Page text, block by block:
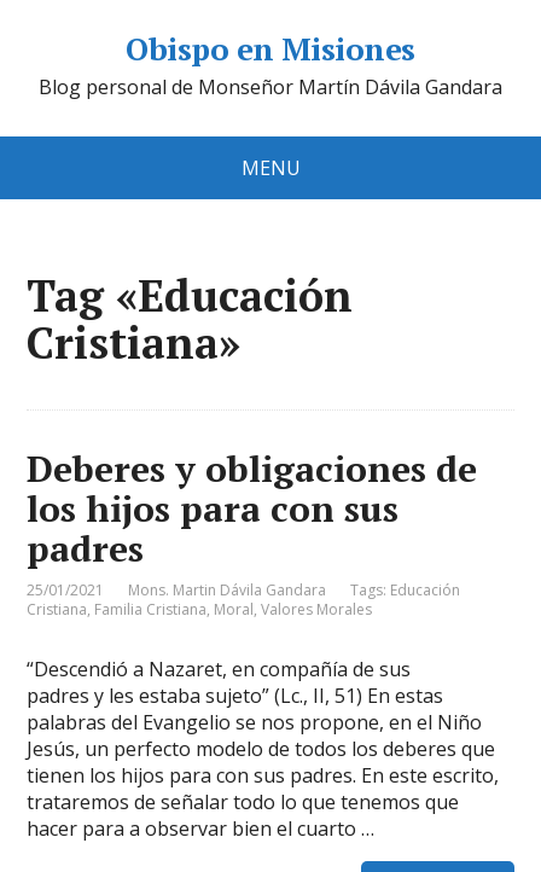
Obispo en Misiones
Blog personal de Monseñor Martín Dávila Gandara
MENU
Tag «Educación
Cristiana»
Deberes y obligaciones de
los hijos para con sus
padres
25/01/2021 Mons. Martin Dávila Gandara Tags: Educación
Cristiana, Familia Cristiana, Moral,Valores Morales
“Descendió a Nazaret, en compañía de sus
padres y les estaba sujeto” (Lc., II, 51) En estas
palabras del Evangelio se nos propone, en el Niño
Jesús, un perfecto modelo de todos los deberes que
tienen los hijos para con sus padres. En este escrito,
trataremos de señalar todo lo que tenemos que
hacer para a observar bien el cuarto …